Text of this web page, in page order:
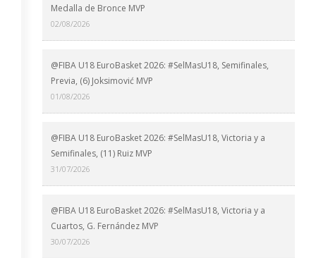
Medalla de Bronce MVP
02/08/2026
@FIBA U18 EuroBasket 2026: #SelMasU18, Semifinales,
Previa, (6) Joksimović MVP
01/08/2026
@FIBA U18 EuroBasket 2026: #SelMasU18, Victoria y a
Semifinales, (11) Ruiz MVP
31/07/2026
@FIBA U18 EuroBasket 2026: #SelMasU18, Victoria y a
Cuartos, G. Fernández MVP
30/07/2026